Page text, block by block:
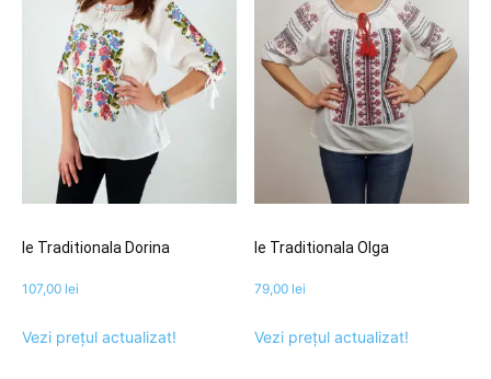
Ie Traditionala Dorina
107,00 lei
Vezi prețul actualizat!
Ie Traditionala Olga
79,00 lei
Vezi prețul actualizat!